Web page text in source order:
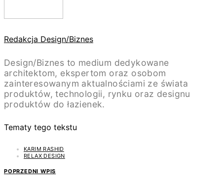
Redakcja Design/Biznes
Design/Biznes to medium dedykowane
architektom, ekspertom oraz osobom
zainteresowanym aktualnościami ze świata
produktów, technologii, rynku oraz designu
produktów do łazienek.
Tematy tego tekstu
KARIM RASHID
RELAX DESIGN
POPRZEDNI WPIS